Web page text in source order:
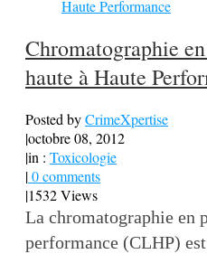
Chromatographie
haute à Haute
Posted byCrimeXpertise
|octobre 08, 2012
|in : Toxicologie
|0 comments
|1532 Views
La chromatographie en
performance (CLHP)